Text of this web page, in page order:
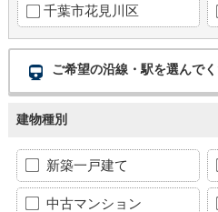
千葉市花見川区
ご希望の沿線・駅を選んで
建物種別
新築一戸建て
中古マンション